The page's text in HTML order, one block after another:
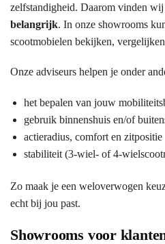
zelfstandigheid. Daarom vinden
belangrijk. In onze showrooms
scootmobielen bekijken,
Onze adviseurs helpen je onder
het bepalen van jouw
gebruik binnenshuis en/of
actieradius, comfort en zitpositie
stabiliteit (3-wiel- of 4-
Zo maak je een weloverwogen
echt bij jou past.
Showrooms voor